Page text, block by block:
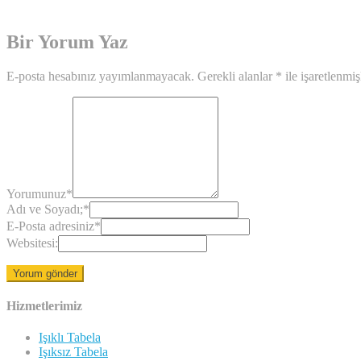
Bir Yorum Yaz
E-posta hesabınız yayımlanmayacak. Gerekli alanlar * ile
Yorumunuz*
Adı ve Soyadı;*
E-Posta adresiniz*
Websitesi:
Hizmetlerimiz
Işıklı Tabela
Işıksız Tabela